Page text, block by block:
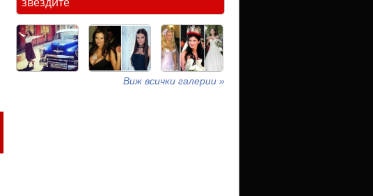
Виж всички галерии »